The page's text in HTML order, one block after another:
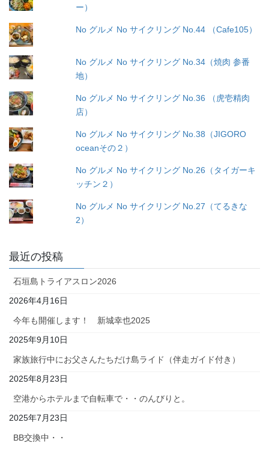
ー）
No グルメ No サイクリング No.44 （Cafe105）
No グルメ No サイクリング No.34（焼肉 参番
地）
No グルメ No サイクリング No.36 （虎壱精肉
店）
No グルメ No サイクリング No.38（JIGORO
oceanその２）
No グルメ No サイクリング No.26（タイガーキ
ッチン２）
No グルメ No サイクリング No.27（てるきな
2）
最近の投稿
石垣島トライアスロン2026
2026年4月16日
今年も開催します！ 新城幸也2025
2025年9月10日
家族旅行中にお父さんたちだけ島ライド（伴走ガイド付き）
2025年8月23日
空港からホテルまで自転車で・・のんびりと。
2025年7月23日
BB交換中・・